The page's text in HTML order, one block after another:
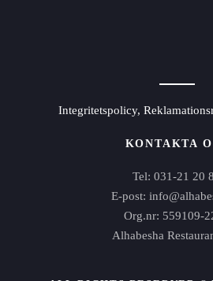
Integritetspolicy,
KONTAKTA
Tel: 031-21 20
E-post:
Org.nr: 559109-
Alhabesha